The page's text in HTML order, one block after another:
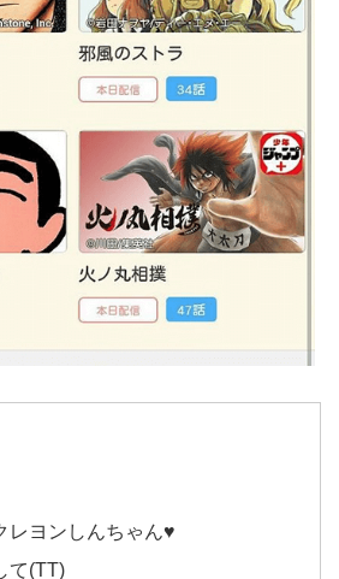
レヨンしんちゃん♥
て(TT)